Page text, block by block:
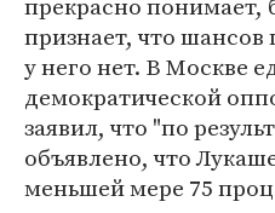
признает, что
у него нет. В Москве
демократической
заявил, что "по
объявлено, что
меньшей мере 75